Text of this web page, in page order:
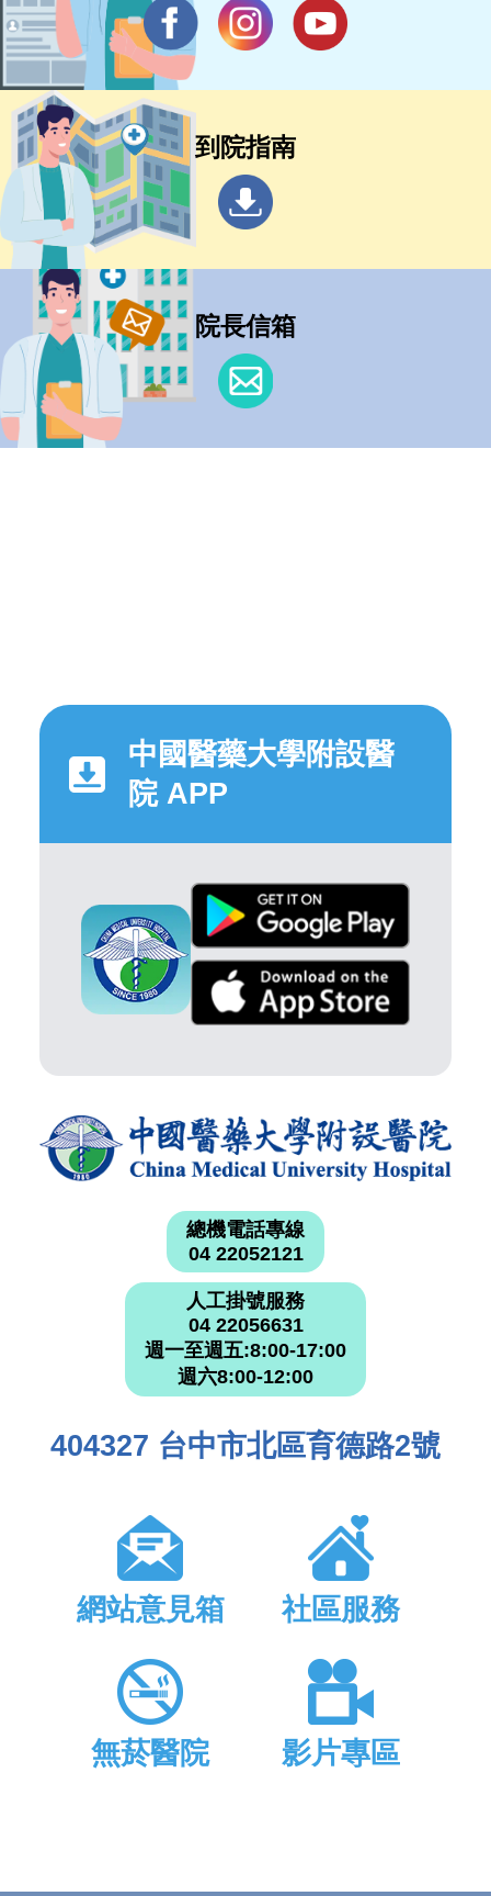
到院指南
院長信箱
中國醫藥大學附設醫
院 APP
總機電話專線
04 22052121
人工掛號服務
04 22056631
週一至週五:8:00-17:00
週六8:00-12:00
404327 台中市北區育德路2號
網站意見箱 社區服務
無菸醫院 影片專區